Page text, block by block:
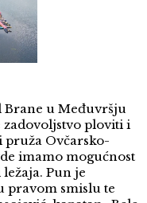
Brane u Međuvršju
zadovoljstvo ploviti i
Ovčarsko-
imamo mogućnost
Pun je
pravom smislu te